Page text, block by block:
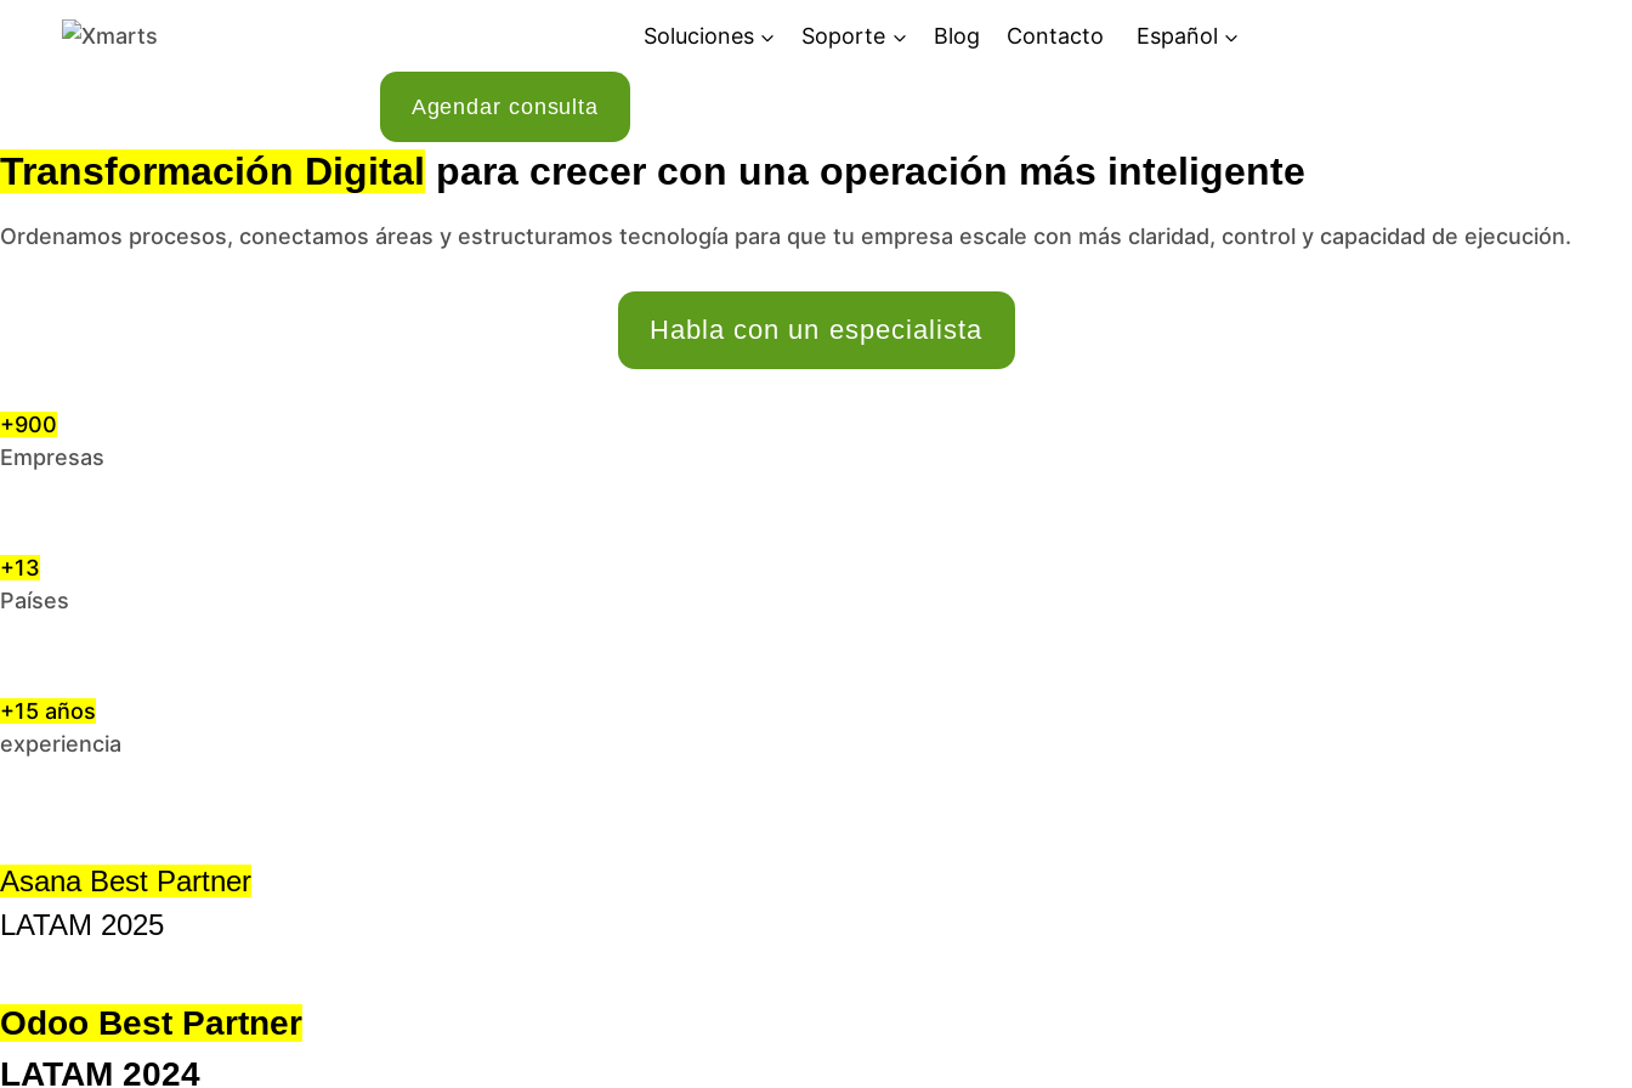
Soluciones Soporte Blog Contacto Español
Agendar consulta
Transformación Digital para crecer con una operación más inteligente
Ordenamos procesos, conectamos áreas y estructuramos tecnología para que tu empresa escale con más claridad, control y capacidad de ejecución.
Habla con un especialista
+900
Empresas
+13
Países
+15 años
experiencia
Asana Best Partner
LATAM 2025
Odoo Best Partner
LATAM 2024